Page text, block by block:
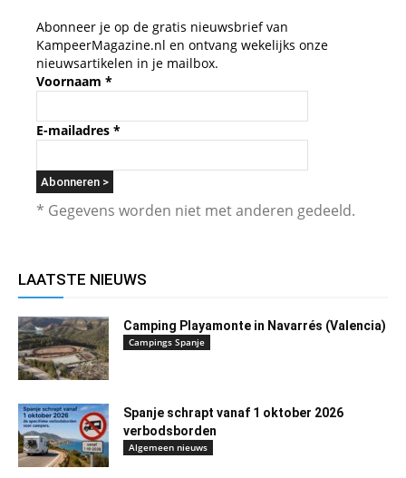
Abonneer je op de gratis nieuwsbrief van
KampeerMagazine.nl en ontvang wekelijks onze
nieuwsartikelen in je mailbox.
Voornaam *
E-mailadres *
* Gegevens worden niet met anderen gedeeld.
LAATSTE NIEUWS
Camping Playamonte in Navarrés (Valencia)
Campings Spanje
Spanje schrapt vanaf 1 oktober 2026
verbodsborden
Algemeen nieuws